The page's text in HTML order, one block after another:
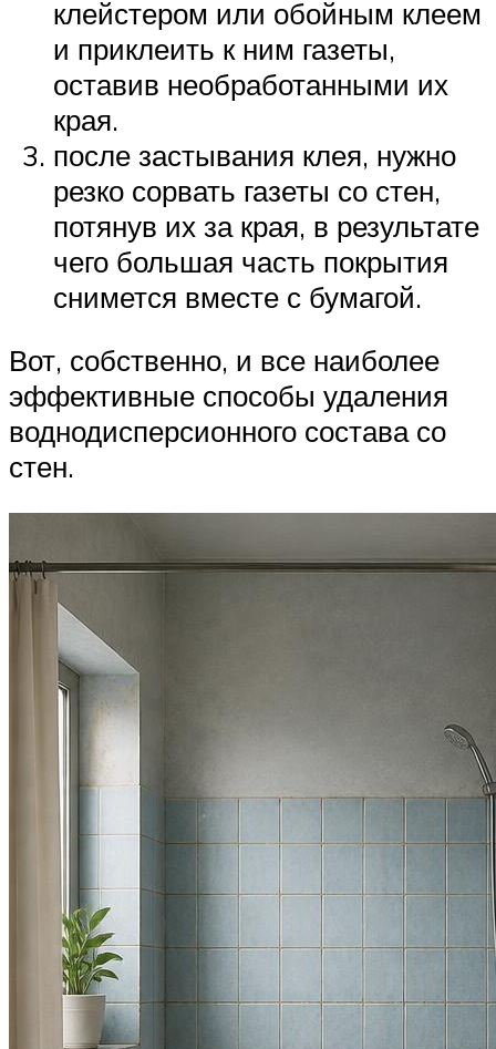
клейстером или обойным клеем
и приклеить к ним газеты,
оставив необработанными их
края.
после застывания клея, нужно
резко сорвать газеты со стен,
потянув их за края, в результате
чего большая часть покрытия
снимется вместе с бумагой.
Вот, собственно, и все наиболее
эффективные способы удаления
воднодисперсионного состава со
стен.